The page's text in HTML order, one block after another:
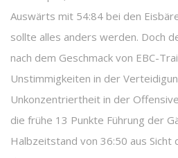
Auswärts mit 54:84 bei den
sollte alles anders werden. Doch
nach dem Geschmack von EBC-
Unstimmigkeiten in der
Unkonzentriertheit in der
die frühe 13 Punkte Führung der
Halbzeitstand von 36:50 aus Sicht